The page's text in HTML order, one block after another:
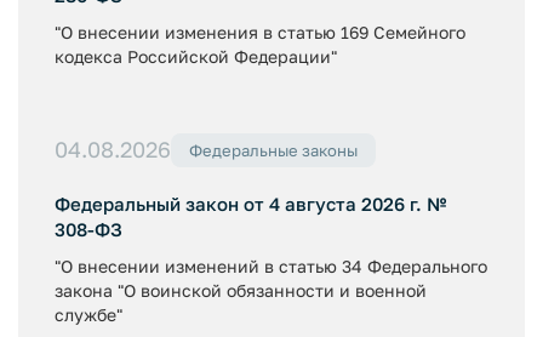
"О внесении изменения в статью 169 Семейного
кодекса Российской Федерации"
04.08.2026 Федеральные законы
Федеральный закон от 4 августа 2026 г. №
308-ФЗ
"О внесении изменений в статью 34 Федерального
закона "О воинской обязанности и военной
службе"